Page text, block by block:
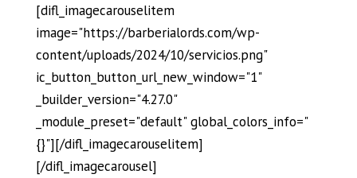
[difl_imagecarouselitem
image="https://barberialords.com/wp-
content/uploads/2024/10/servicios.png"
ic_button_button_url_new_window="1"
_builder_version="4.27.0"
_module_preset="default" global_colors_info="
{}"][/difl_imagecarouselitem]
[/difl_imagecarousel]